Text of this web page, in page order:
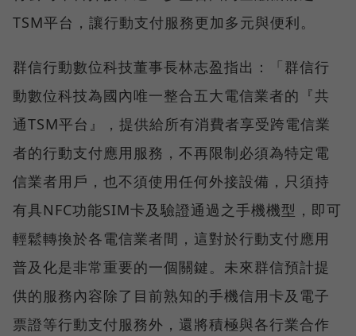
TSM平台，讓行動支付服務更加多元與便利。
群信行動數位科技董事長林志盈指出：「群信行
動數位科技為國內唯一整合五大電信業者的『共
通TSM平台』，提供給所有消費者享受跨電信業
者的行動支付應用服務，不再限制必須為特定電
信業者用戶，也不須使用任何外接設備，只須持
有具NFC功能SIM卡及驗證通過之手機機型，即可
輕鬆轉換於各電信業者間，這對於行動支付應用
普及化是非常重要的一個關鍵。未來群信預計提
供的服務內容除了目前熟知的手機信用卡及電子
票證等行動支付服務外，還將積極與各行業合作